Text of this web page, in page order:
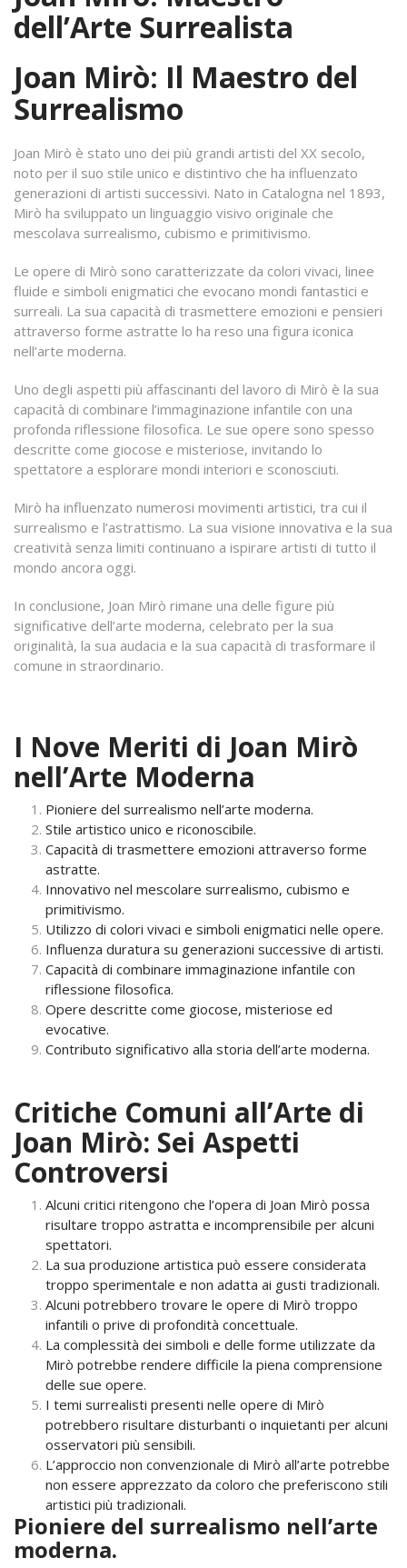
dell’Arte Surrealista
Joan Mirò: Il Maestro del
Surrealismo
Joan Mirò è stato uno dei più grandi artisti del XX secolo,
noto per il suo stile unico e distintivo che ha influenzato
generazioni di artisti successivi. Nato in Catalogna nel 1893,
Mirò ha sviluppato un linguaggio visivo originale che
mescolava surrealismo, cubismo e primitivismo.
Le opere di Mirò sono caratterizzate da colori vivaci, linee
fluide e simboli enigmatici che evocano mondi fantastici e
surreali. La sua capacità di trasmettere emozioni e pensieri
attraverso forme astratte lo ha reso una figura iconica
nell’arte moderna.
Uno degli aspetti più affascinanti del lavoro di Mirò è la sua
capacità di combinare l’immaginazione infantile con una
profonda riflessione filosofica. Le sue opere sono spesso
descritte come giocose e misteriose, invitando lo
spettatore a esplorare mondi interiori e sconosciuti.
Mirò ha influenzato numerosi movimenti artistici, tra cui il
surrealismo e l’astrattismo. La sua visione innovativa e la sua
creatività senza limiti continuano a ispirare artisti di tutto il
mondo ancora oggi.
In conclusione, Joan Mirò rimane una delle figure più
significative dell’arte moderna, celebrato per la sua
originalità, la sua audacia e la sua capacità di trasformare il
comune in straordinario.
I Nove Meriti di Joan Mirò
nell’Arte Moderna
Pioniere del surrealismo nell’arte moderna.
Stile artistico unico e riconoscibile.
Capacità di trasmettere emozioni attraverso forme
astratte.
Innovativo nel mescolare surrealismo, cubismo e
primitivismo.
Utilizzo di colori vivaci e simboli enigmatici nelle opere.
Influenza duratura su generazioni successive di artisti.
Capacità di combinare immaginazione infantile con
riflessione filosofica.
Opere descritte come giocose, misteriose ed
evocative.
Contributo significativo alla storia dell’arte moderna.
Critiche Comuni all’Arte di
Joan Mirò: Sei Aspetti
Controversi
Alcuni critici ritengono che l’opera di Joan Mirò possa
risultare troppo astratta e incomprensibile per alcuni
spettatori.
La sua produzione artistica può essere considerata
troppo sperimentale e non adatta ai gusti tradizionali.
Alcuni potrebbero trovare le opere di Mirò troppo
infantili o prive di profondità concettuale.
La complessità dei simboli e delle forme utilizzate da
Mirò potrebbe rendere difficile la piena comprensione
delle sue opere.
I temi surrealisti presenti nelle opere di Mirò
potrebbero risultare disturbanti o inquietanti per alcuni
osservatori più sensibili.
L’approccio non convenzionale di Mirò all’arte potrebbe
non essere apprezzato da coloro che preferiscono stili
artistici più tradizionali.
Pioniere del surrealismo nell’arte
moderna.